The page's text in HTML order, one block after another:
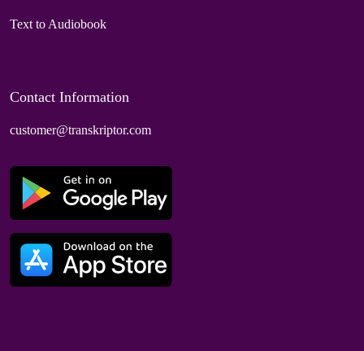
Text to Audiobook
Contact Information
customer@transkriptor.com